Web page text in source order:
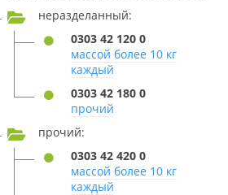
неразделанный:
0303 42 120 0
массой более 10 кг
каждый
0303 42 180 0
прочий
прочий:
0303 42 420 0
массой более 10 кг
каждый